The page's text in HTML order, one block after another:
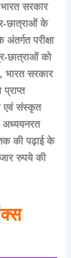
सरकार
छात्राओं के
परीक्षा
छात्राओं को
भारत सरकार
एवं संस्कृत
अध्ययनरत
की पढ़ाई के
रुपये की